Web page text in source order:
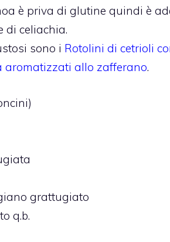
è priva di glutine quindi è
di celiachia.
sono i Rotolini di cetrioli
aromatizzati allo zafferano.
grattugiato
q.b.